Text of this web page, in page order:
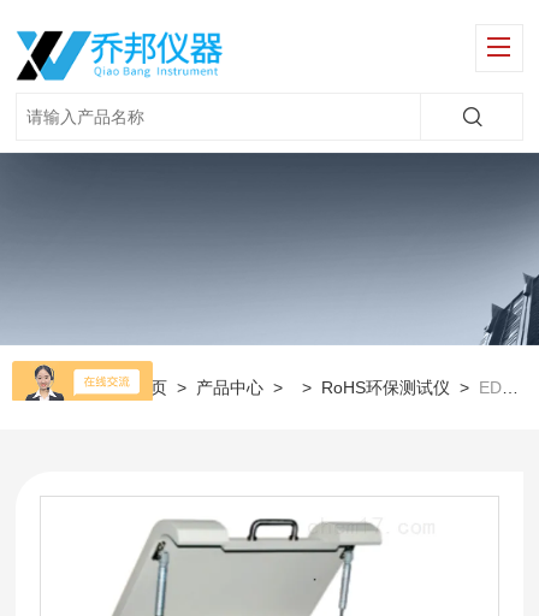
当前位置： 首页 > 产品中心 > > RoHS环保测试仪 > EDX1800B塑胶模具ROHS检测仪